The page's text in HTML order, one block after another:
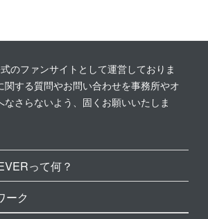
のファンサイトとして運営しておりま
関する質問やお問い合わせを事務所やオ
なさらないよう、固くお願いいたしま
って何？
ーク